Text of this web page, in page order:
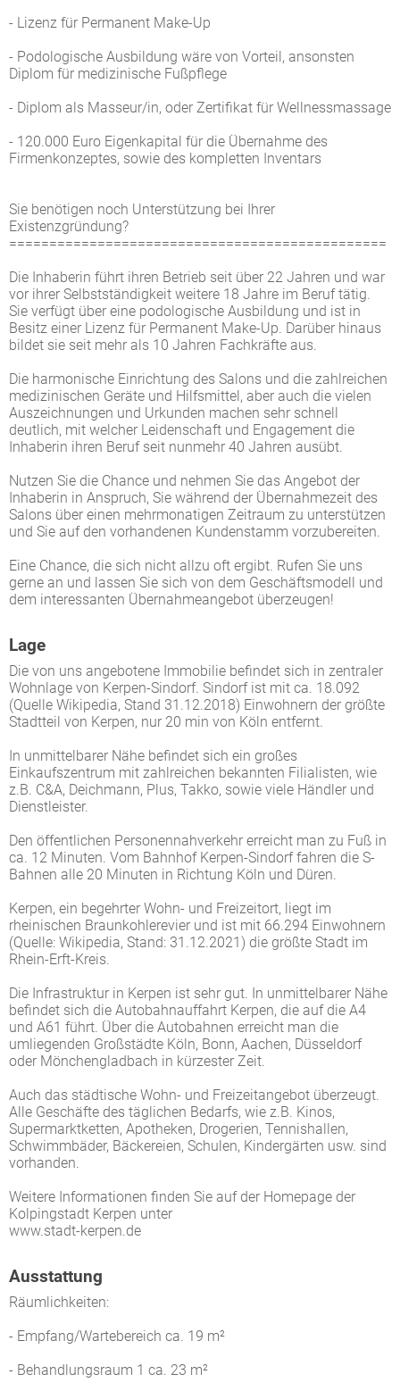
- Lizenz für Permanent Make-Up
- Podologische Ausbildung wäre von Vorteil, ansonsten
Diplom für medizinische Fußpflege
- Diplom als Masseur/in, oder Zertifikat für Wellnessmassage
- 120.000 Euro Eigenkapital für die Übernahme des
Firmenkonzeptes, sowie des kompletten Inventars
Sie benötigen noch Unterstützung bei Ihrer
Existenzgründung?
===============================================
Die Inhaberin führt ihren Betrieb seit über 22 Jahren und war
vor ihrer Selbstständigkeit weitere 18 Jahre im Beruf tätig.
Sie verfügt über eine podologische Ausbildung und ist in
Besitz einer Lizenz für Permanent Make-Up. Darüber hinaus
bildet sie seit mehr als 10 Jahren Fachkräfte aus.
Die harmonische Einrichtung des Salons und die zahlreichen
medizinischen Geräte und Hilfsmittel, aber auch die vielen
Auszeichnungen und Urkunden machen sehr schnell
deutlich, mit welcher Leidenschaft und Engagement die
Inhaberin ihren Beruf seit nunmehr 40 Jahren ausübt.
Nutzen Sie die Chance und nehmen Sie das Angebot der
Inhaberin in Anspruch, Sie während der Übernahmezeit des
Salons über einen mehrmonatigen Zeitraum zu unterstützen
und Sie auf den vorhandenen Kundenstamm vorzubereiten.
Eine Chance, die sich nicht allzu oft ergibt. Rufen Sie uns
gerne an und lassen Sie sich von dem Geschäftsmodell und
dem interessanten Übernahmeangebot überzeugen!
Lage
Die von uns angebotene Immobilie befindet sich in zentraler
Wohnlage von Kerpen-Sindorf. Sindorf ist mit ca. 18.092
(Quelle Wikipedia, Stand 31.12.2018) Einwohnern der größte
Stadtteil von Kerpen, nur 20 min von Köln entfernt.
In unmittelbarer Nähe befindet sich ein großes
Einkaufszentrum mit zahlreichen bekannten Filialisten, wie
z.B. C&A, Deichmann, Plus, Takko, sowie viele Händler und
Dienstleister.
Den öffentlichen Personennahverkehr erreicht man zu Fuß in
ca. 12 Minuten. Vom Bahnhof Kerpen-Sindorf fahren die S-
Bahnen alle 20 Minuten in Richtung Köln und Düren.
Kerpen, ein begehrter Wohn- und Freizeitort, liegt im
rheinischen Braunkohlerevier und ist mit 66.294 Einwohnern
(Quelle: Wikipedia, Stand: 31.12.2021) die größte Stadt im
Rhein-Erft-Kreis.
Die Infrastruktur in Kerpen ist sehr gut. In unmittelbarer Nähe
befindet sich die Autobahnauffahrt Kerpen, die auf die A4
und A61 führt. Über die Autobahnen erreicht man die
umliegenden Großstädte Köln, Bonn, Aachen, Düsseldorf
oder Mönchengladbach in kürzester Zeit.
Auch das städtische Wohn- und Freizeitangebot überzeugt.
Alle Geschäfte des täglichen Bedarfs, wie z.B. Kinos,
Supermarktketten, Apotheken, Drogerien, Tennishallen,
Schwimmbäder, Bäckereien, Schulen, Kindergärten usw. sind
vorhanden.
Weitere Informationen finden Sie auf der Homepage der
Kolpingstadt Kerpen unter
www.stadt-kerpen.de
Ausstattung
Räumlichkeiten:
- Empfang/Wartebereich ca. 19 m²
- Behandlungsraum 1 ca. 23 m²